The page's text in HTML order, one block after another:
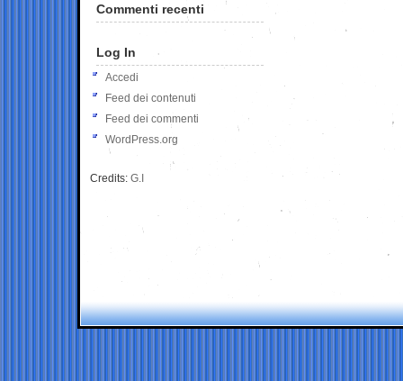
Commenti recenti
Log In
Accedi
Feed dei contenuti
Feed dei commenti
WordPress.org
Credits: G.I